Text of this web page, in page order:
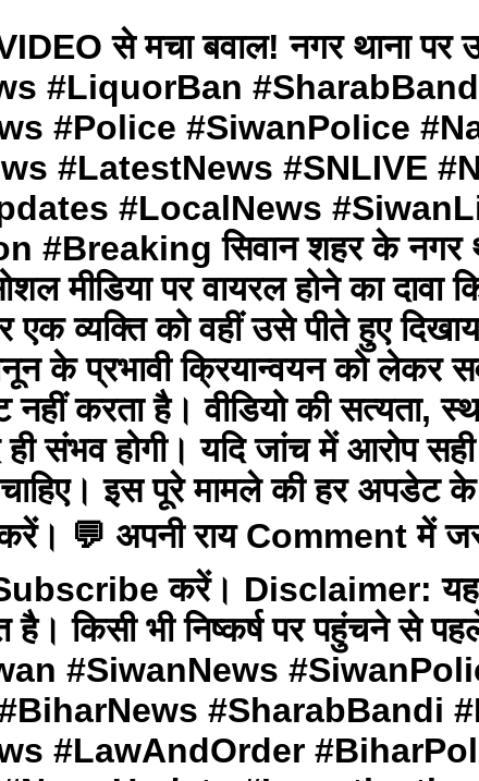
से मचा बवाल! नगर थाना
#LiquorBan
#Police #SiwanPolice
#LatestNews #SNLIVE
#LocalNews
सिवान शहर के नगर
मीडिया पर वायरल होने का दावा
व्यक्ति को वहीं उसे पीते हुए
के प्रभावी क्रियान्वयन को लेकर
करता है। वीडियो की सत्यता,
संभव होगी। यदि जांच में आरोप
इस पूरे मामले की हर अपडेट
💬 अपनी राय Comment में
करें। Disclaimer: यह
है। किसी भी निष्कर्ष पर पहुंचने से
#SiwanNews
#SharabBandi
#LawAndOrder